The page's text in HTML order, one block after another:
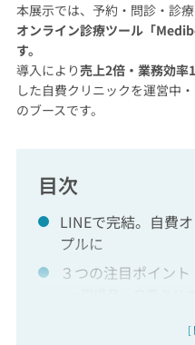
本展示では、予約・問診・診
オンライン診療ツール「
す。
導入により売上2倍・業務効率
した自費クリニックを運営中
のブースです。
目次
LINEで完結。自費
プルに
３つの注目ポイント
■ 伴走支援ー導入で